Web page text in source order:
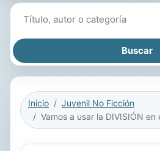
Inicio
Juvenil No Ficción